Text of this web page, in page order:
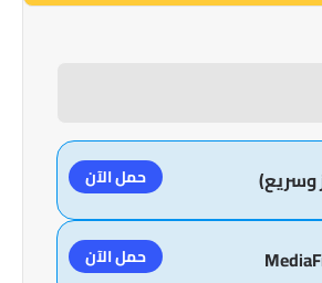
حمل الآن
حمل الآن